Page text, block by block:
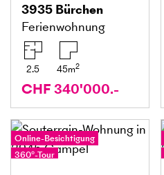
3935 Bürchen
Ferienwohnung
2.5 45m2
CHF 340'000.-
Online-Besichtigung
360°-Tour